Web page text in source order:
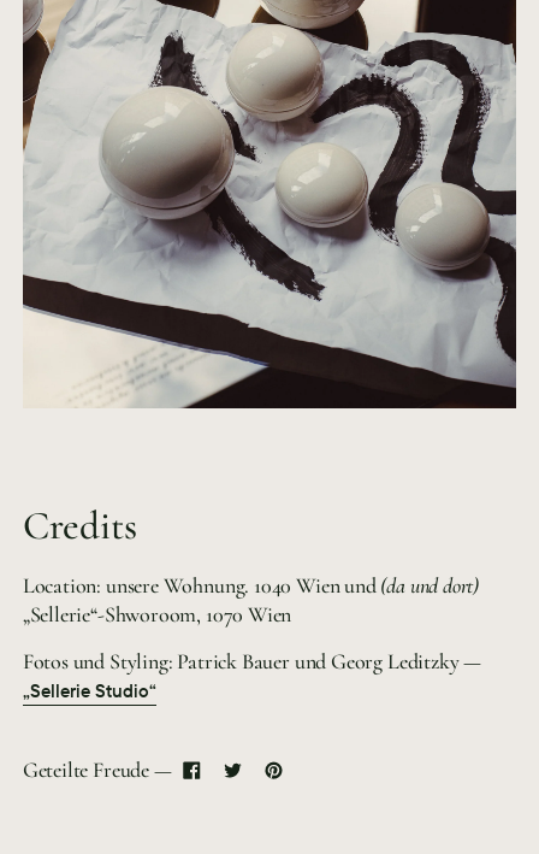
Credits
Location: unsere Wohnung. 1040 Wien und(da und dort)
„Sellerie“-Shworoom, 1070 Wien
Fotos und Styling: Patrick Bauer und Georg Leditzky —
„Sellerie Studio“
Geteilte Freude —